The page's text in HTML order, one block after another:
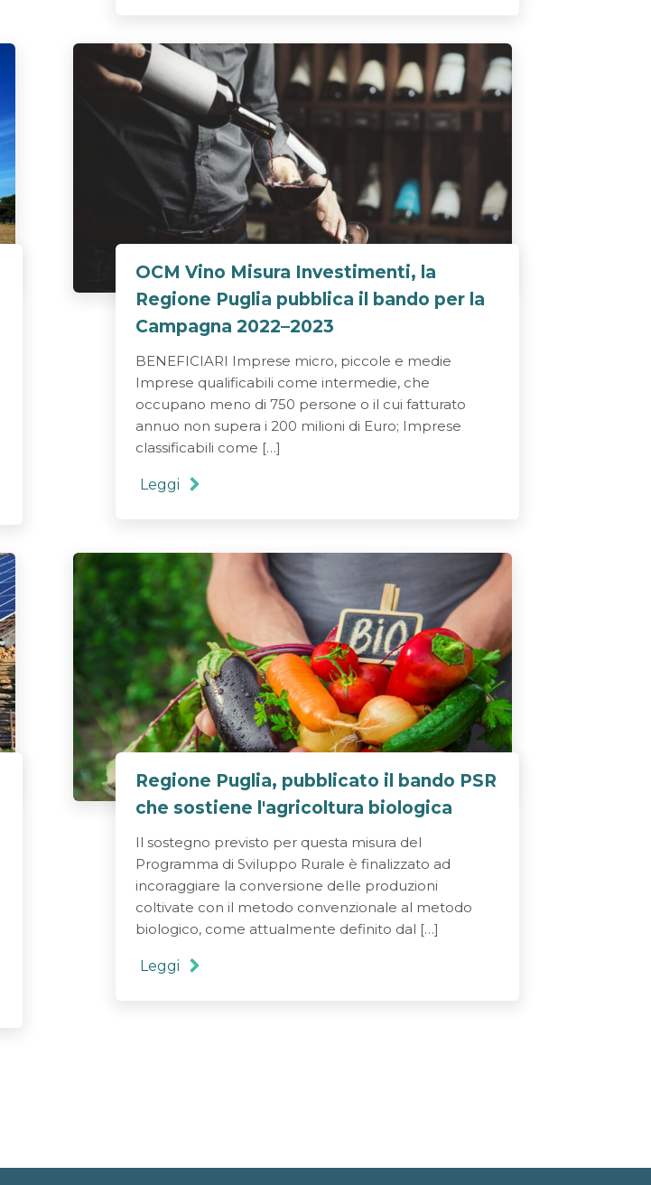
OCM Vino Misura Investimenti, la
Regione Puglia pubblica il bando per la
Campagna 2022–2023
BENEFICIARI Imprese micro, piccole e medie
Imprese qualificabili come intermedie, che
occupano meno di 750 persone o il cui fatturato
annuo non supera i 200 milioni di Euro; Imprese
classificabili come […]
Leggi
Regione Puglia, pubblicato il bando PSR
che sostiene l'agricoltura biologica
Il sostegno previsto per questa misura del
Programma di Sviluppo Rurale è finalizzato ad
incoraggiare la conversione delle produzioni
coltivate con il metodo convenzionale al metodo
biologico, come attualmente definito dal […]
Leggi